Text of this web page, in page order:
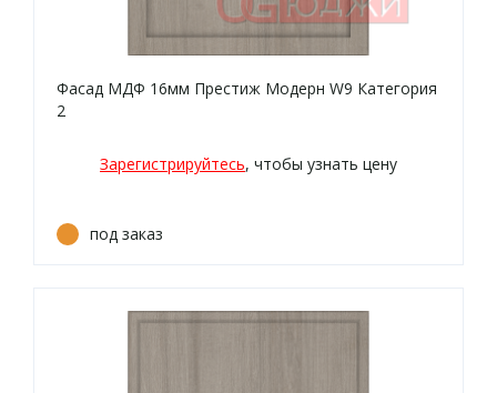
Фасад МДФ 16мм Престиж Модерн W9 Категория
2
Зарегистрируйтесь, чтобы узнать цену
под заказ